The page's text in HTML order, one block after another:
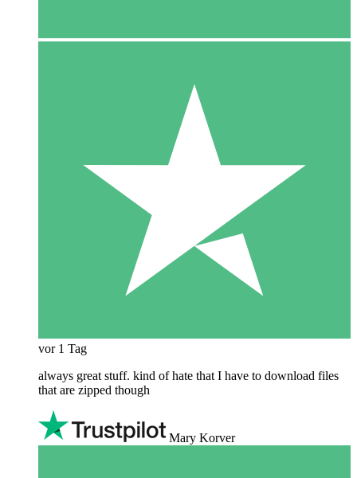
vor 1 Tag
always great stuff. kind of hate that I have to download files
that are zipped though
Mary Korver